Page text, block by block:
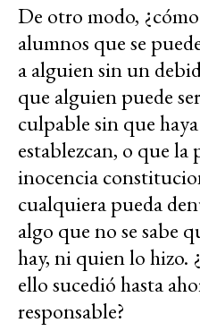
De otro modo,
alumnos que se
a alguien sin un
que alguien puede
culpable sin que
establezcan, o que la
inocencia
cualquiera pueda
algo que no se sabe
hay, ni quien lo hizo.
ello sucedió hasta
responsable?